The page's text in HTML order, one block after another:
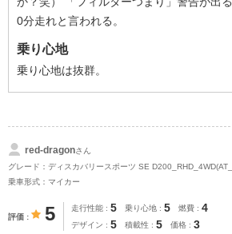
0分走れと言われる。
乗り心地
乗り心地は抜群。
red-dragonさん
グレード：ディスカバリースポーツ SE
乗車形式：マイカー
評価 5 走行性能 5 乗り心地 5 燃費 4
デザイン 5 積載性 5 価格 3